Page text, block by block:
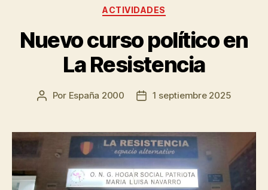
ACTIVIDADES
Nuevo curso político en
La Resistencia
Por España 2000 1 septiembre 2025